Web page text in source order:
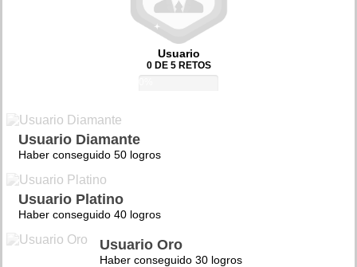
Usuario
0 DE 5 RETOS
Usuario Diamante
Haber conseguido 50 logros
Usuario Platino
Haber conseguido 40 logros
Usuario Oro
Haber conseguido 30 logros